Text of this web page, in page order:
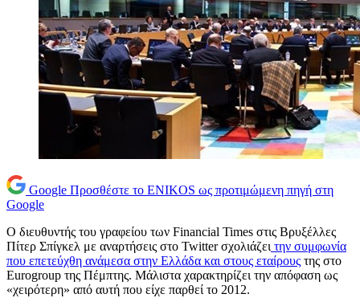
Google Προσθέστε το ENIKOS ως προτιμώμενη πηγή στη
Google
Ο διευθυντής του γραφείου των Financial Times στις Βρυξέλλες
Πίτερ Σπίγκελ με αναρτήσεις στο Twitter σχολιάζει την συμφωνία
που επετεύχθη ανάμεσα στην Ελλάδα και στους εταίρους της στο
Eurogroup της Πέμπτης. Μάλιστα χαρακτηρίζει την απόφαση ως
«χειρότερη» από αυτή που είχε παρθεί το 2012.